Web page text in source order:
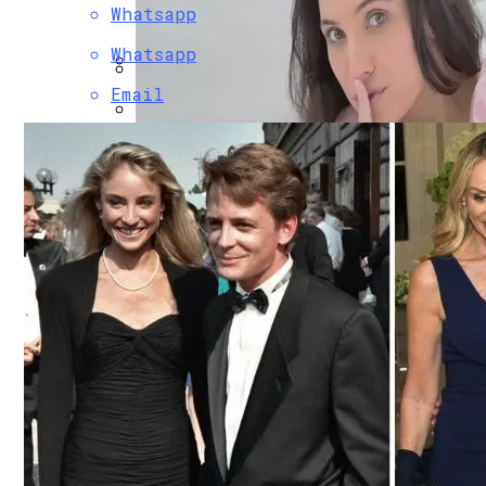
Экономика На Развилке: Почему Июль
Продажа Квартир В Владивостоке
Налоговая Миграция В 2026 Году:
Умер Ангус Клауд – Звезда Сериала
Каким Был Самый Массовый Мушкет 18
Топ-5 Фильмов 2010 Года, Которые
Изменила Девушка, Как Быть?
Whatsapp
Whatsapp
Email